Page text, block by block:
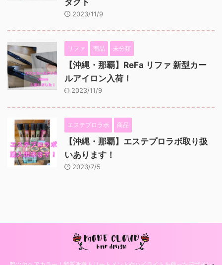
2023/11/9
リファ 商品 未分類
【沖縄・那覇】ReFa リファ 新型カー
ルアイロン入荷！
2023/11/9
エステプロラボ 商品
【沖縄・那覇】エステプロラボ取り扱
いあります！
2023/7/5